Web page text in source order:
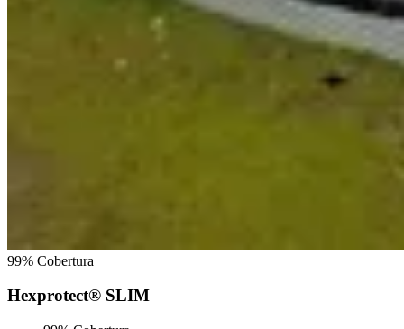
99% Cobertura
Hexprotect® SLIM